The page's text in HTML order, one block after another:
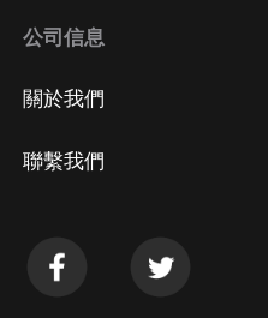
公司信息
關於我們
聯繫我們